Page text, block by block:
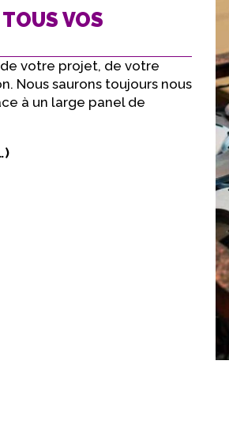
VOS
votre projet, de votre
Nous saurons toujours nous
à un large panel de